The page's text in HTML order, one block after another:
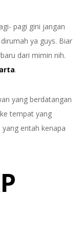
pagi gini jangan
ya guys. Biar
dari mimin nih.
.
yang berdatangan
tempat yang
entah kenapa